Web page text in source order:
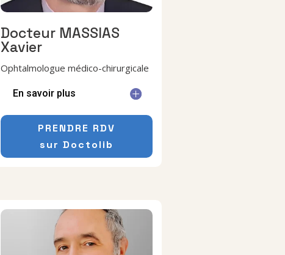
Docteur MASSIAS
Xavier
Ophtalmologue médico-chirurgicale
En savoir plus
PRENDRE RDV
sur Doctolib